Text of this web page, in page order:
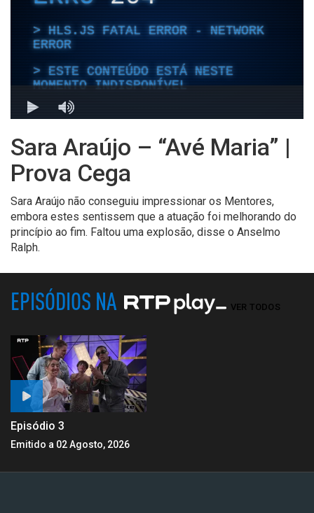
Sara Araújo – “Avé Maria” |
Prova Cega
Sara Araújo não conseguiu impressionar os Mentores,
embora estes sentissem que a atuação foi melhorando do
princípio ao fim. Faltou uma explosão, disse o Anselmo
Ralph.
EPISÓDIOS NA VER TODOS
Episódio 3
Emitido a 02 Agosto, 2026